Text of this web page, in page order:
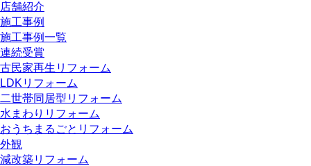
店舗紹介
施工事例
施工事例一覧
連続受賞
古民家再生リフォーム
LDKリフォーム
二世帯同居型リフォーム
水まわりリフォーム
おうちまるごとリフォーム
外観
減改築リフォーム